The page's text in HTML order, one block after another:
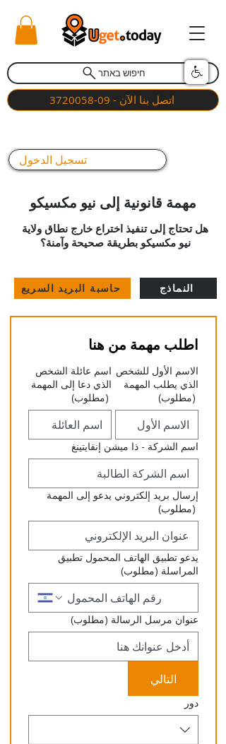
חיפוש באתר
اتصل بنا الآن - 09-3720058
تسجيل الدخول
مهمة قانونية إلى نيو مكسيكو
هل تحتاج إلى تنفيذ اختراع خارج نطاق ولاية
نيو مكسيكو بطريقة صحيحة وآمنة؟
النماذج حاسبة البريد السريع
اطلب مهمة من هنا
الاسم الأول للشخص
الذي يطلب المهمة
(مطلوب)
اسم عائلة الشخص
الذي دعا إلى المهمة
(مطلوب)
اسم الشركة - ذا ميشن إنفايتينغ
إرسال بريد إلكتروني يدعو إلى المهمة
(مطلوب)
يدعو تطبيق الهاتف المحمول تطبيق
المراسلة (مطلوب)
عنوان مرسل الرسالة (مطلوب)
التالي
دور